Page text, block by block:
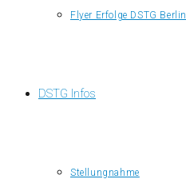
Flyer Erfolge DSTG Berlin
DSTG Infos
Stellungnahme